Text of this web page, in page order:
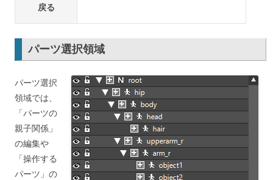
戻る
パーツ選択領域
パーツ選択
領域では、
「パーツの
親子関係」
の編集や
「操作する
パーツ」の